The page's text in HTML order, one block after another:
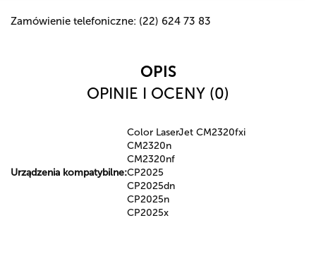
Zamówienie telefoniczne: (22) 624 73 83
OPIS
OPINIE I OCENY (0)
Urządzenia kompatybilne:
Color LaserJet CM2320fxi
CM2320n
CM2320nf
CP2025
CP2025dn
CP2025n
CP2025x